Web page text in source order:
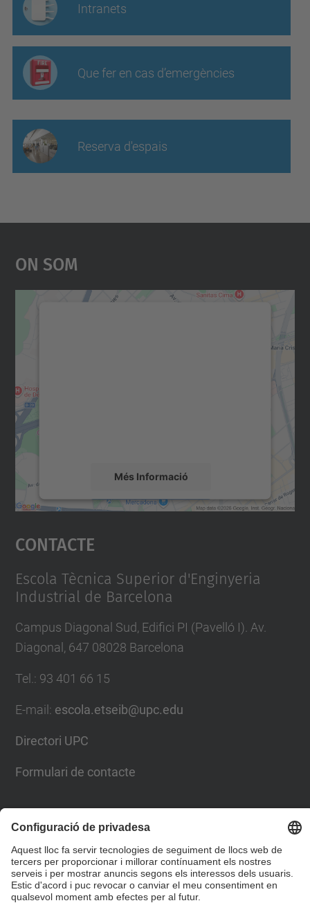
Intranets
Que fer en cas d’emergències
Reserva d'espais
On Som
Més Informació
Accepta
powered by
Contacte
Escola Tècnica Superior d'Enginyeria
Industrial de Barcelona
Campus Diagonal Sud, Edifici PI (Pavelló I). Av.
Diagonal, 647 08028 Barcelona
Tel. : 93 401 66 15
E-mail: escola.etseib@upc.edu
Directori UPC
Formulari de contacte
Llista Xarxes Socials